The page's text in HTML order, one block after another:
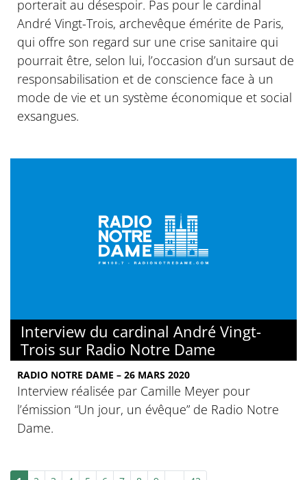
porterait au désespoir. Pas pour le cardinal
André Vingt-Trois, archevêque émérite de Paris,
qui offre son regard sur une crise sanitaire qui
pourrait être, selon lui, l’occasion d’un sursaut de
responsabilisation et de conscience face à un
mode de vie et un système économique et social
exsangues.
Interview du cardinal André Vingt-
Trois sur Radio Notre Dame
RADIO NOTRE DAME – 26 MARS 2020
Interview réalisée par Camille Meyer pour
l’émission “Un jour, un évêque” de Radio Notre
Dame.